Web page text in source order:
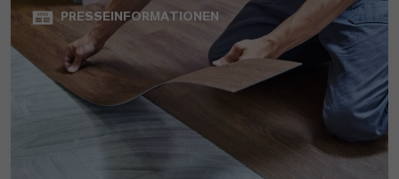
PRESSEINFORMATIONEN